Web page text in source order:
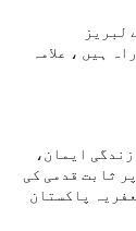
لبریز
ہیں ، علامہ
ایمان،
ثابت قدمی کی
پاکستان